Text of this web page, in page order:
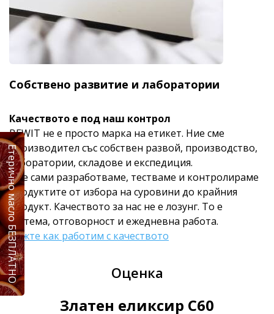
Собствено развитие и лаборатории
Качеството е под наш контрол
BEWIT не е просто марка на етикет. Ние сме
производител със собствен развой, производство,
лаборатории, складове и експедиция.
Ние сами разработваме, тестваме и контролираме
продуктите от избора на суровини до крайния
продукт. Качеството за нас не е лозунг. То е
система, отговорност и ежедневна работа.
Вижте как работим с качеството
Оценка
Златен еликсир C60
Етерично масло БЕЗПЛАТНО